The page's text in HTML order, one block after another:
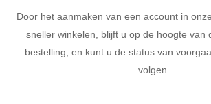
Door het aanmaken van een account in
sneller winkelen, blijft u op de hoogte van
bestelling, en kunt u de status van
volgen.